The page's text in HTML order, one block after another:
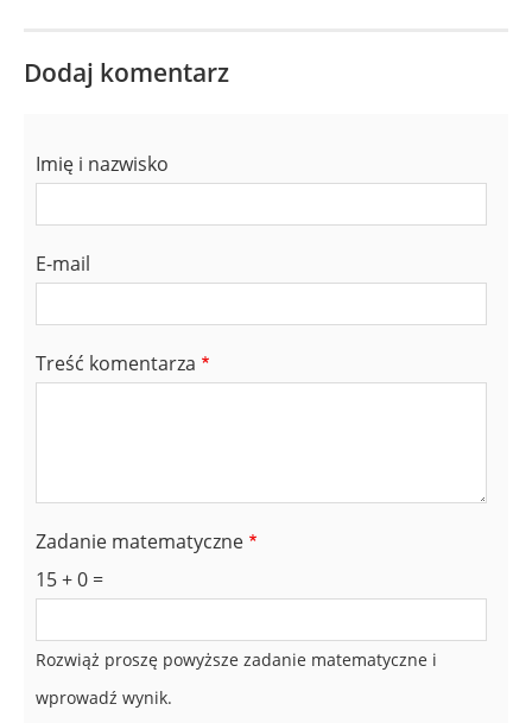
Dodaj komentarz
Imię i nazwisko
E-mail
Treść komentarza
Zadanie matematyczne
15 + 0 =
Rozwiąż proszę powyższe zadanie matematyczne i
wprowadź wynik.